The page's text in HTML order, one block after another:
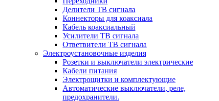
Делители ТВ сигнала
Коннекторы для коаксиала
Кабель коаксиальный
Усилители ТВ сигнала
Ответвители ТВ сигнала
Электроустановочные изделия
Розетки и выключатели электрические
Кабели питания
Электрощитки и комплектующие
Автоматические выключатели, реле,
предохранители.